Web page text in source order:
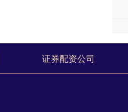
证券配资公司